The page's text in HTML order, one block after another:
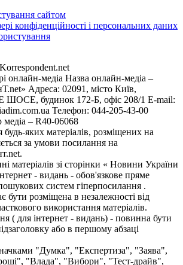
сайтом
конфіденційності і персональних даних
онлайн-медіа Назва онлайн-медіа –
Адреса: 02091, місто Київ,
будинок 172-Б, офіс 208/1 E-mail:
Телефон: 044-205-43-00
медіа – R40-06068
яких матеріалів, розміщених на
за умови посилання на
матеріалів зі сторінки « Новини України
- видань - обов'язкове пряме
систем гіперпосилання .
бути розміщена в незалежності від
використання матеріалів.
( для інтернет - видань) - повинна бути
або в першому абзаці
"Думка", "Експертиза", "Заява",
"Влада", "Вибори", "Тест-драйв",